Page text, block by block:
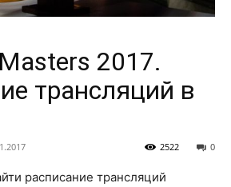
2017.
трансляций в
0
2522
расписание трансляций